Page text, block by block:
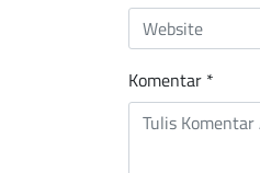
Komentar *